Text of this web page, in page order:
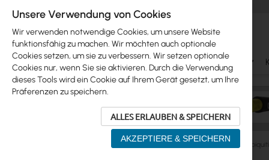
Ubiquiti Mikrotik WiFi & SOHO Antennas
ISP Wireless
Unsere Verwendung von Cookies
Wir verwenden notwendige Cookies, um unsere Website
funktionsfähig zu machen. Wir möchten auch optionale
Cookies setzen, um sie zu verbessern. Wir setzen optionale
Cookies nur, wenn Sie sie aktivieren. Durch die Verwendung
dieses Tools wird ein Cookie auf Ihrem Gerät gesetzt, um Ihre
Präferenzen zu speichern.
ALLES ERLAUBEN & SPEICHERN
AKZEPTIERE & SPEICHERN